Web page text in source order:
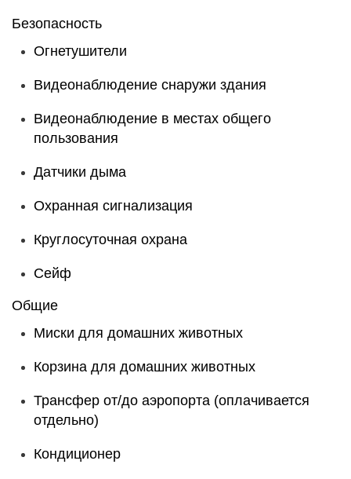
Безопасность
Огнетушители
Видеонаблюдение снаружи здания
Видеонаблюдение в местах общего
пользования
Датчики дыма
Охранная сигнализация
Круглосуточная охрана
Сейф
Общие
Миски для домашних животных
Корзина для домашних животных
Трансфер от/до аэропорта (оплачивается
отдельно)
Кондиционер